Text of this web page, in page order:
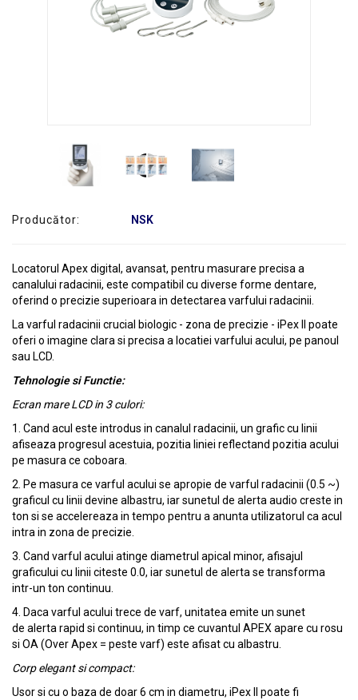
Producător: NSK
Locatorul Apex digital, avansat, pentru masurare precisa a
canalului radacinii, este compatibil cu diverse forme dentare,
oferind o precizie superioara in detectarea varfului radacinii.
La varful radacinii crucial biologic - zona de precizie - iPex ll poate
oferi o imagine clara si precisa a locatiei varfului acului, pe panoul
sau LCD.
Tehnologie si Functie:
Ecran mare LCD in 3 culori:
1. Cand acul este introdus in canalul radacinii, un grafic cu linii
afiseaza progresul acestuia, pozitia liniei reflectand pozitia acului
pe masura ce coboara.
2. Pe masura ce varful acului se apropie de varful radacinii (0.5 ~)
graficul cu linii devine albastru, iar sunetul de alerta audio creste in
ton si se accelereaza in tempo pentru a anunta utilizatorul ca acul
intra in zona de precizie.
3. Cand varful acului atinge diametrul apical minor, afisajul
graficului cu linii citeste 0.0, iar sunetul de alerta se transforma
intr-un ton continuu.
4. Daca varful acului trece de varf, unitatea emite un sunet
de alerta rapid si continuu, in timp ce cuvantul APEX apare cu rosu
si OA (Over Apex = peste varf) este afisat cu albastru.
Corp elegant si compact:
Usor si cu o baza de doar 6 cm in diametru, iPex ll poate fi